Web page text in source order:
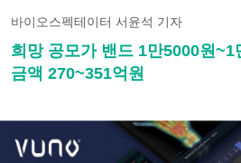
바이오스펙테이터 서윤석 기자
희망 공모가 밴드 1만5000원~1
금액 270~351억원